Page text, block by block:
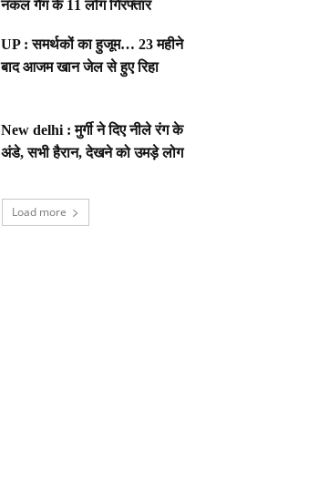
नकल गैंग के 11 लोग गिरफ्तार
UP : समर्थकों का हुजूम… 23 महीने
बाद आजम खान जेल से हुए रिहा
New delhi : मुर्गी ने दिए नीले रंग के
अंडे, सभी हैरान, देखने को उमड़े लोग
Load more